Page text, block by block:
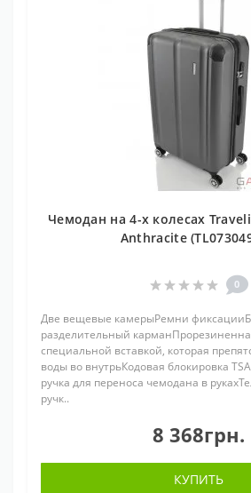
Чемодан на 4-х колесах
Anthracite
0
Две вещевые камерыРемни
разделительный
специальной вставкой, которая
воды во внутрьКодовая блокировка
ручка для переноса чемодана в
ручк..
8 368грн.
КУПИТЬ